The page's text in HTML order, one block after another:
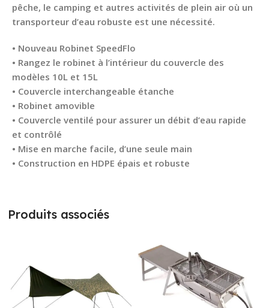
pêche, le camping et autres activités de plein air où un
transporteur d’eau robuste est une nécessité.
• Nouveau Robinet SpeedFlo
• Rangez le robinet à l’intérieur du couvercle des
modèles 10L et 15L
• Couvercle interchangeable étanche
• Robinet amovible
• Couvercle ventilé pour assurer un débit d’eau rapide
et contrôlé
• Mise en marche facile, d’une seule main
• Construction en HDPE épais et robuste
Produits associés